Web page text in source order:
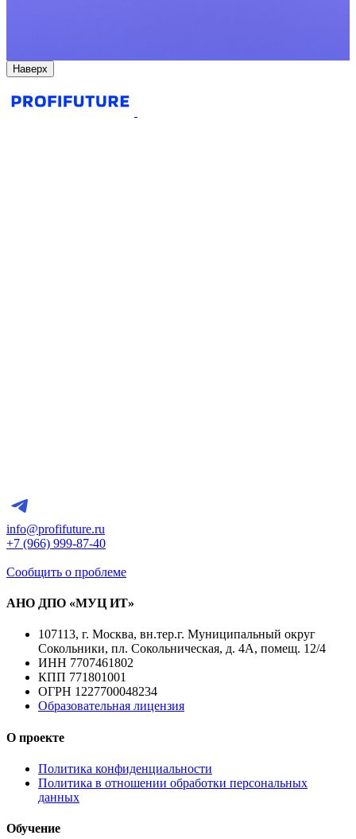
Наверх
info@profifuture.ru
+7 (966) 999-87-40
Сообщить о проблеме
АНО ДПО «МУЦ ИТ»
107113, г. Москва, вн.тер.г. Муниципальный округ
Сокольники, пл. Сокольническая, д. 4А, помещ. 12/4
ИНН 7707461802
КПП 771801001
ОГРН 1227700048234
Образовательная лицензия
О проекте
Политика конфиденциальности
Политика в отношении обработки персональных
данных
Обучение